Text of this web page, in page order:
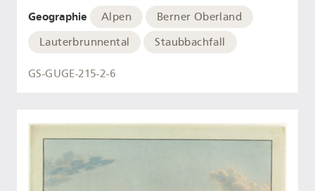
Geographie Alpen
Berner Oberland
Lauterbrunnental
Staubbachfall
GS-GUGE-215-2-6